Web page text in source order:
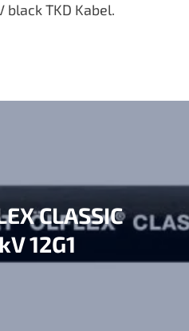
black TKD Kabel.
CLASSIC
12G1